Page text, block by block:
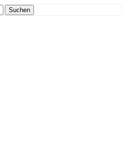
Suchen